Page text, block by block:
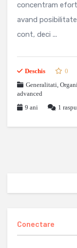
concentram
avand
cont, deci ...
Deschis
0
Generalitati,
advanced
9 ani
1
Conectare